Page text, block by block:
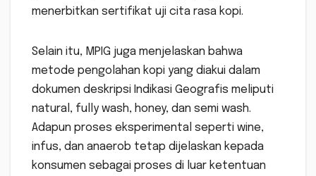
menerbitkan sertifikat uji cita rasa kopi.
Selain itu, MPIG juga menjelaskan bahwa
metode pengolahan kopi yang diakui dalam
dokumen deskripsi Indikasi Geografis meliputi
natural, fully wash, honey, dan semi wash.
Adapun proses eksperimental seperti wine,
infus, dan anaerob tetap dijelaskan kepada
konsumen sebagai proses di luar ketentuan